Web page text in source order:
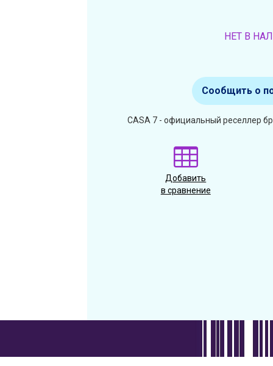
НЕТ В
Сообщить о
CASA 7 - официальный реселлер
Добавить
в сравнение